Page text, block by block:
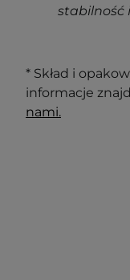
stabilność
* Skład i
informacje
nami.